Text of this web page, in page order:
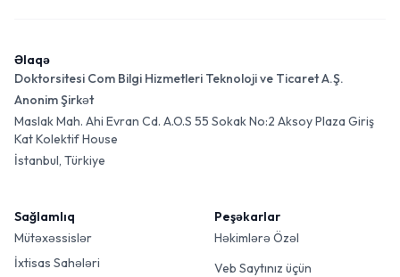
Əlaqə
Doktorsitesi Com Bilgi Hizmetleri Teknoloji ve Ticaret A.Ş.
Anonim Şirkət
Maslak Mah. Ahi Evran Cd. A.O.S 55 Sokak No:2 Aksoy Plaza Giriş
Kat Kolektif House
İstanbul, Türkiye
Sağlamlıq
Mütəxəssislər
İxtisas Sahələri
Peşəkarlar
Həkimlərə Özəl
Veb Saytınız üçün